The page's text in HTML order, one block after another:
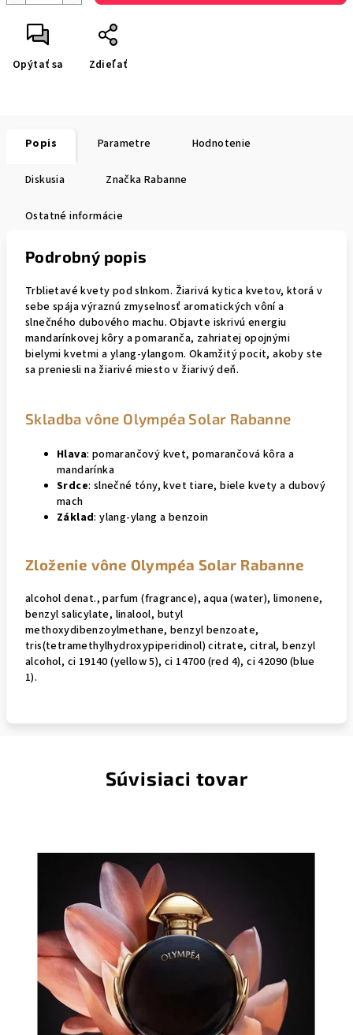
Opýtať sa Zdieľať
Popis Parametre Hodnotenie
Diskusia Značka Rabanne
Ostatné informácie
Podrobný popis
Trblietavé kvety pod slnkom. Žiarivá kytica kvetov, ktorá v
sebe spája výraznú zmyselnosť aromatických vôní a
slnečného dubového machu. Objavte iskrivú energiu
mandarínkovej kôry a pomaranča, zahriatej opojnými
bielymi kvetmi a ylang-ylangom. Okamžitý pocit, akoby ste
sa preniesli na žiarivé miesto v žiarivý deň.
Skladba vône Olympéa Solar Rabanne
Hlava: pomarančový kvet, pomarančová kôra a
mandarínka
Srdce: slnečné tóny, kvet tiare, biele kvety a dubový
mach
Základ: ylang-ylang a benzoin
Zloženie vône Olympéa Solar Rabanne
alcohol denat., parfum (fragrance), aqua (water), limonene,
benzyl salicylate, linalool, butyl
methoxydibenzoylmethane, benzyl benzoate,
tris(tetramethylhydroxypiperidinol) citrate, citral, benzyl
alcohol, ci 19140 (yellow 5), ci 14700 (red 4), ci 42090 (blue
1).
Súvisiaci tovar